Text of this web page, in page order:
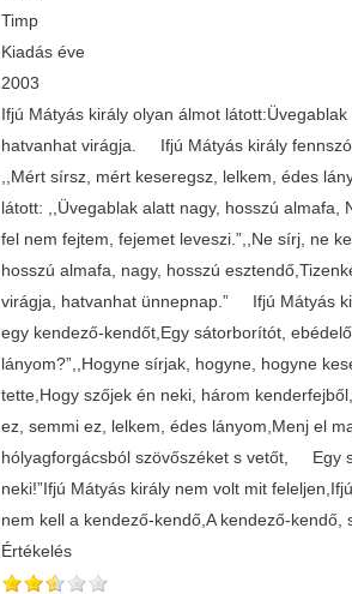
Timp
Kiadás éve
2003
Ifjú Mátyás király olyan álmot
hatvanhat virágja. Ifjú Mátyás király
,,Mért sírsz, mért keseregsz, lelkem, édes
látott: ,,Üvegablak alatt nagy, hosszú
fel nem fejtem, fejemet leveszi.”,,Ne sírj, ne
hosszú almafa, nagy, hosszú
virágja, hatvanhat ünnepnap.” Ifjú Mátyás
egy kendező-kendőt,Egy sátorborítót,
lányom?”,,Hogyne sírjak, hogyne, hogyne
tette,Hogy szőjek én neki, három
ez, semmi ez, lelkem, édes lányom,Menj el
hólyagforgácsból szövőszéket s vetőt, Egy
neki!”Ifjú Mátyás király nem volt mit
nem kell a kendező-kendő,A kendező-
Értékelés